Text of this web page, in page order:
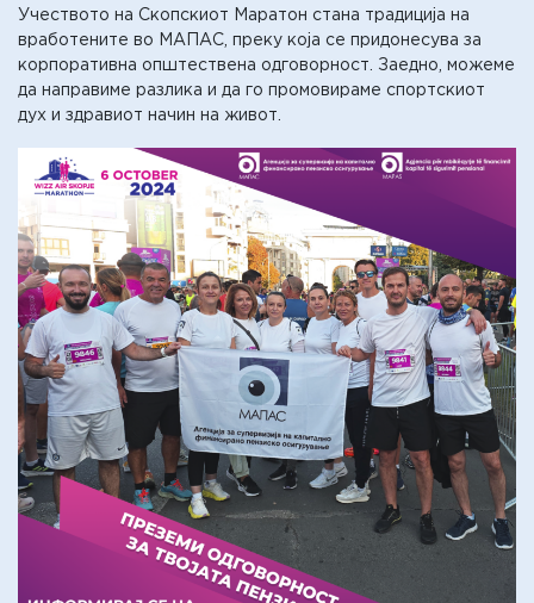
Учеството на Скопскиот Маратон стана традиција на
вработените во МАПАС, преку која се придонесува за
корпоративна општествена одговорност. Заедно, можеме
да направиме разлика и да го промовираме спортскиот
дух и здравиот начин на живот.